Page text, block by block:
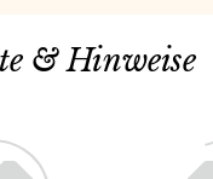
& Hinweise